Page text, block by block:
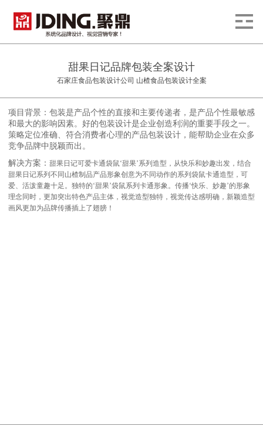
甜果日记品牌包装全案设计
石家庄食品包装设计公司 山楂食品包装设计全案
项目背景：包装是产品个性的直接和主要传递者，是产品个性最敏感
和最大的影响因素。好的包装设计是企业创造利润的重要手段之一。
策略定位准确、符合消费者心理的产品包装设计，能帮助企业在众多
竞争品牌中脱颖而出。
解决方案： 甜果日记可爱卡通袋鼠‘甜果’系列造型，从快乐和妙趣出发，结合
甜果日记系列不同山楂制品产品形象创意为不同动作的系列袋鼠卡通造型，可
爱、活泼童趣十足。独特的‘甜果’袋鼠系列卡通形象。传播‘快乐、妙趣’的形象
理念同时，更加突出特色产品主体，视觉造型独特，视觉传达感明确，新颖造型
画风更加为品牌传播插上了翅膀！